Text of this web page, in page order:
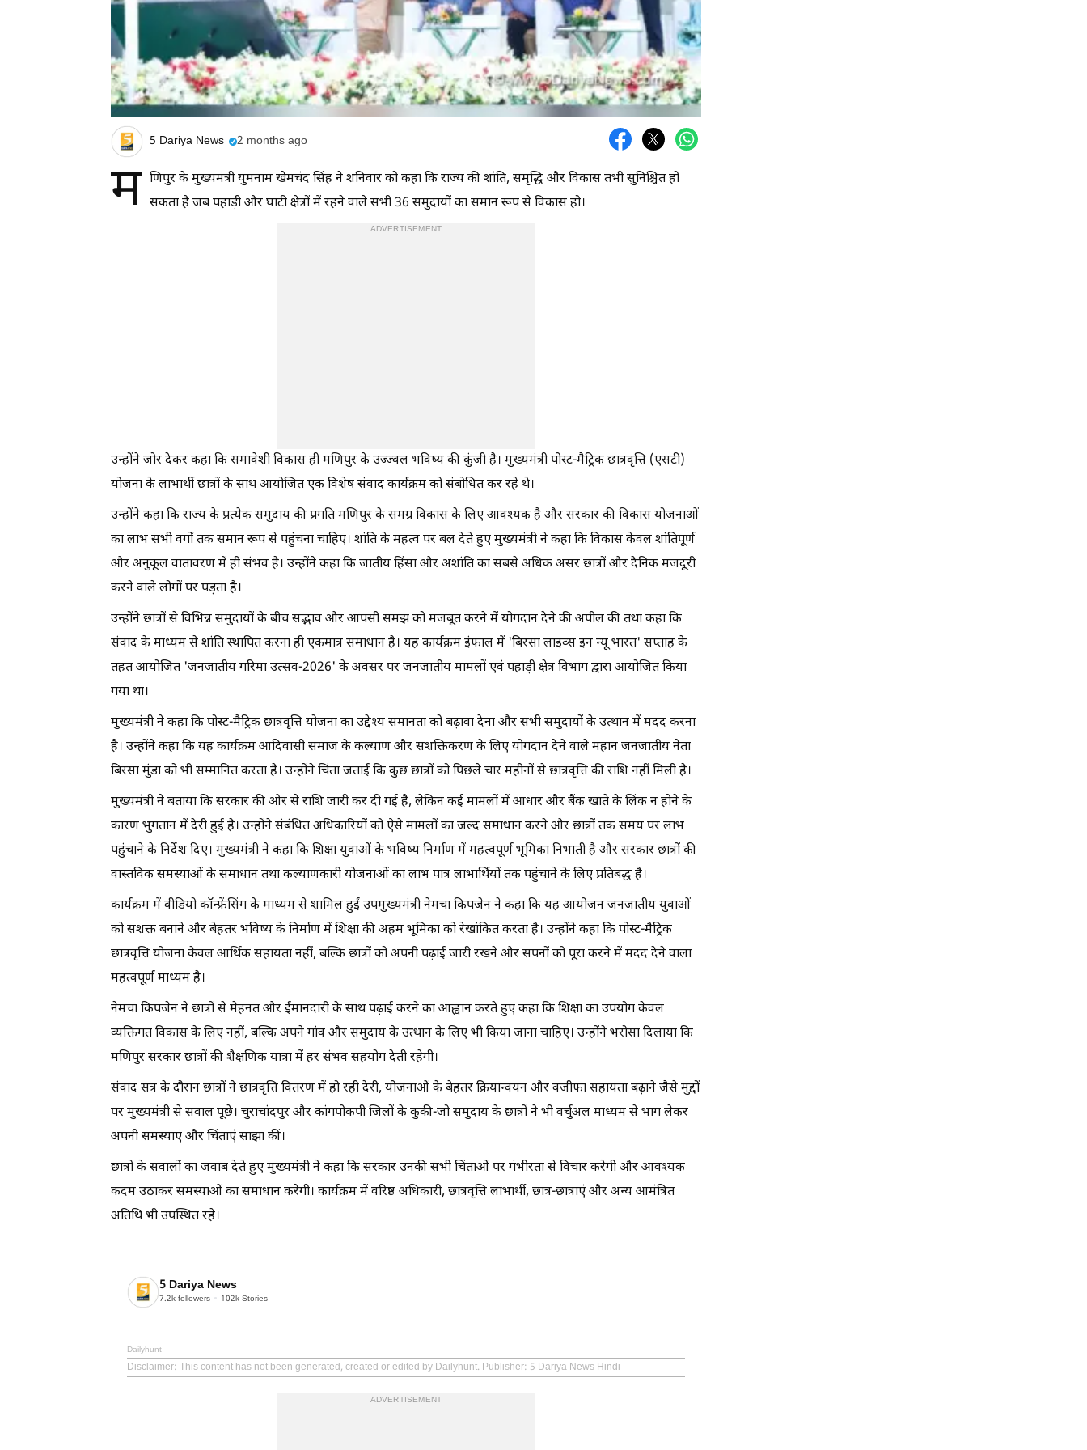
5 Dariya News 2 months ago
म णिपुर के मुख्यमंत्री युमनाम खेमचंद सिंह ने शनिवार को कहा कि राज्य की शांति, समृद्धि और विकास तभी सुनिश्चित हो
सकता है जब पहाड़ी और घाटी क्षेत्रों में रहने वाले सभी 36 समुदायों का समान रूप से विकास हो।
ADVERTISEMENT
उन्होंने जोर देकर कहा कि समावेशी विकास ही मणिपुर के उज्ज्वल भविष्य की कुंजी है। मुख्यमंत्री पोस्ट-मैट्रिक छात्रवृत्ति (एसटी)
योजना के लाभार्थी छात्रों के साथ आयोजित एक विशेष संवाद कार्यक्रम को संबोधित कर रहे थे।
उन्होंने कहा कि राज्य के प्रत्येक समुदाय की प्रगति मणिपुर के समग्र विकास के लिए आवश्यक है और सरकार की विकास योजनाओं
का लाभ सभी वर्गों तक समान रूप से पहुंचना चाहिए। शांति के महत्व पर बल देते हुए मुख्यमंत्री ने कहा कि विकास केवल शांतिपूर्ण
और अनुकूल वातावरण में ही संभव है। उन्होंने कहा कि जातीय हिंसा और अशांति का सबसे अधिक असर छात्रों और दैनिक मजदूरी
करने वाले लोगों पर पड़ता है।
उन्होंने छात्रों से विभिन्न समुदायों के बीच सद्भाव और आपसी समझ को मजबूत करने में योगदान देने की अपील की तथा कहा कि
संवाद के माध्यम से शांति स्थापित करना ही एकमात्र समाधान है। यह कार्यक्रम इंफाल में 'बिरसा लाइव्स इन न्यू भारत' सप्ताह के
तहत आयोजित 'जनजातीय गरिमा उत्सव-2026' के अवसर पर जनजातीय मामलों एवं पहाड़ी क्षेत्र विभाग द्वारा आयोजित किया
गया था।
मुख्यमंत्री ने कहा कि पोस्ट-मैट्रिक छात्रवृत्ति योजना का उद्देश्य समानता को बढ़ावा देना और सभी समुदायों के उत्थान में मदद करना
है। उन्होंने कहा कि यह कार्यक्रम आदिवासी समाज के कल्याण और सशक्तिकरण के लिए योगदान देने वाले महान जनजातीय नेता
बिरसा मुंडा को भी सम्मानित करता है। उन्होंने चिंता जताई कि कुछ छात्रों को पिछले चार महीनों से छात्रवृत्ति की राशि नहीं मिली है।
मुख्यमंत्री ने बताया कि सरकार की ओर से राशि जारी कर दी गई है, लेकिन कई मामलों में आधार और बैंक खाते के लिंक न होने के
कारण भुगतान में देरी हुई है। उन्होंने संबंधित अधिकारियों को ऐसे मामलों का जल्द समाधान करने और छात्रों तक समय पर लाभ
पहुंचाने के निर्देश दिए। मुख्यमंत्री ने कहा कि शिक्षा युवाओं के भविष्य निर्माण में महत्वपूर्ण भूमिका निभाती है और सरकार छात्रों की
वास्तविक समस्याओं के समाधान तथा कल्याणकारी योजनाओं का लाभ पात्र लाभार्थियों तक पहुंचाने के लिए प्रतिबद्ध है।
कार्यक्रम में वीडियो कॉन्फ्रेंसिंग के माध्यम से शामिल हुईं उपमुख्यमंत्री नेमचा किपजेन ने कहा कि यह आयोजन जनजातीय युवाओं
को सशक्त बनाने और बेहतर भविष्य के निर्माण में शिक्षा की अहम भूमिका को रेखांकित करता है। उन्होंने कहा कि पोस्ट-मैट्रिक
छात्रवृत्ति योजना केवल आर्थिक सहायता नहीं, बल्कि छात्रों को अपनी पढ़ाई जारी रखने और सपनों को पूरा करने में मदद देने वाला
महत्वपूर्ण माध्यम है।
नेमचा किपजेन ने छात्रों से मेहनत और ईमानदारी के साथ पढ़ाई करने का आह्वान करते हुए कहा कि शिक्षा का उपयोग केवल
व्यक्तिगत विकास के लिए नहीं, बल्कि अपने गांव और समुदाय के उत्थान के लिए भी किया जाना चाहिए। उन्होंने भरोसा दिलाया कि
मणिपुर सरकार छात्रों की शैक्षणिक यात्रा में हर संभव सहयोग देती रहेगी।
संवाद सत्र के दौरान छात्रों ने छात्रवृत्ति वितरण में हो रही देरी, योजनाओं के बेहतर क्रियान्वयन और वजीफा सहायता बढ़ाने जैसे मुद्दों
पर मुख्यमंत्री से सवाल पूछे। चुराचांदपुर और कांगपोकपी जिलों के कुकी-जो समुदाय के छात्रों ने भी वर्चुअल माध्यम से भाग लेकर
अपनी समस्याएं और चिंताएं साझा कीं।
छात्रों के सवालों का जवाब देते हुए मुख्यमंत्री ने कहा कि सरकार उनकी सभी चिंताओं पर गंभीरता से विचार करेगी और आवश्यक
कदम उठाकर समस्याओं का समाधान करेगी। कार्यक्रम में वरिष्ठ अधिकारी, छात्रवृत्ति लाभार्थी, छात्र-छात्राएं और अन्य आमंत्रित
अतिथि भी उपस्थित रहे।
5 Dariya News
7.2k followers 102k Stories
Dailyhunt
Disclaimer: This content has not been generated, created or edited by Dailyhunt. Publisher: 5 Dariya News Hindi
ADVERTISEMENT